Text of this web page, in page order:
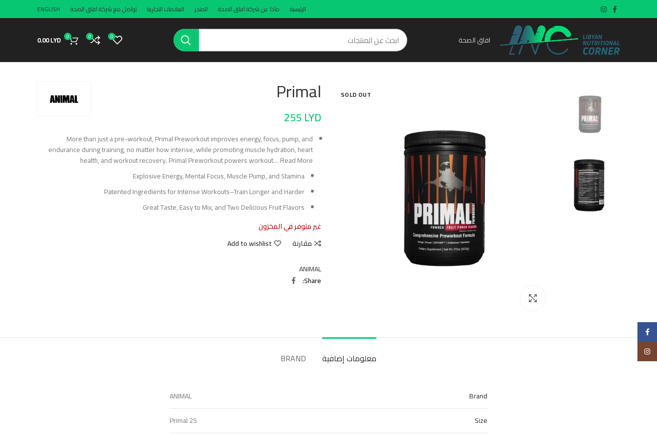
الرئيسية ماذا عن شركة افاق الصحة المتجر العلامات التجارية تواصل مع شركة افاق الصحة ENGLISH
افاق الصحة 0
0
0
0.00LYD
SOLD OUT
Primal
255LYD
More than just a pre-workout, Primal Preworkout improves energy, focus, pump, and
endurance during training, no matter how intense, while promoting muscle hydration, heart
health, and workout recovery. Primal Preworkout powers workout…Read More
Explosive Energy, Mental Focus, Muscle Pump, and Stamina
Patented Ingredients for Intense Workouts–Train Longer and Harder
Great Taste, Easy to Mix, and Two Delicious Fruit Flavors
غير متوفر في المخزون
مقارنة
Add to wishlist
ANIMAL
Share
معلومات إضافية BRAND
Brand
ANIMAL
Size
25 Primal